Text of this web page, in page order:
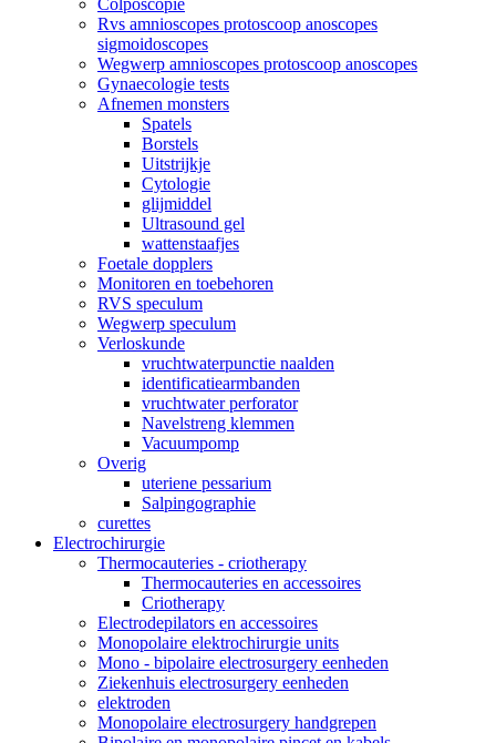
Rvs amnioscopes protoscoop anoscopes
sigmoidoscopes
Wegwerp amnioscopes protoscoop anoscopes
Gynaecologie tests
Afnemen monsters
Spatels
Borstels
Uitstrijkje
Cytologie
glijmiddel
Ultrasound gel
wattenstaafjes
Foetale dopplers
Monitoren en toebehoren
RVS speculum
Wegwerp speculum
Verloskunde
vruchtwaterpunctie naalden
identificatiearmbanden
vruchtwater perforator
Navelstreng klemmen
Vacuumpomp
Overig
uteriene pessarium
Salpingographie
curettes
Electrochirurgie
Thermocauteries - criotherapy
Thermocauteries en accessoires
Criotherapy
Electrodepilators en accessoires
Monopolaire elektrochirurgie units
Mono - bipolaire electrosurgery eenheden
Ziekenhuis electrosurgery eenheden
elektroden
Monopolaire electrosurgery handgrepen